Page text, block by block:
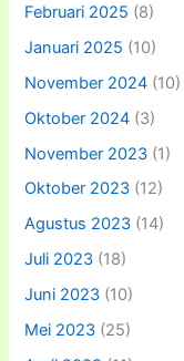
Februari 2025 (8)
Januari 2025 (10)
November 2024 (10)
Oktober 2024 (3)
November 2023 (1)
Oktober 2023 (12)
Agustus 2023 (14)
Juli 2023 (18)
Juni 2023 (10)
Mei 2023 (25)